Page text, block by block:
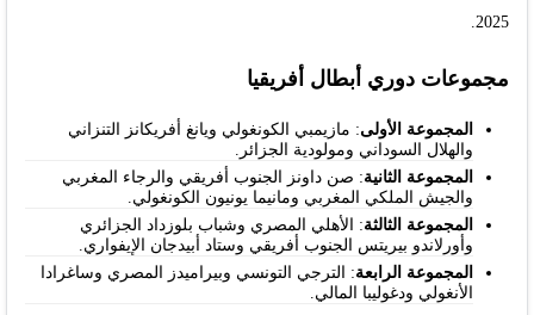
2025.
مجموعات دوري أبطال أفريقيا
المجموعة الأولى: مازيمبي الكونغولي ويانغ أفريكانز التنزاني
والهلال السوداني ومولودية الجزائر.
المجموعة الثانية: صن داونز الجنوب أفريقي والرجاء المغربي
والجيش الملكي المغربي ومانيما يونيون الكونغولي.
المجموعة الثالثة: الأهلي المصري وشباب بلوزداد الجزائري
وأورلاندو بيريتس الجنوب أفريقي وستاد أبيدجان الإيفواري.
المجموعة الرابعة: الترجي التونسي وبيراميدز المصري وساغرادا
الأنغولي ودغوليبا المالي.